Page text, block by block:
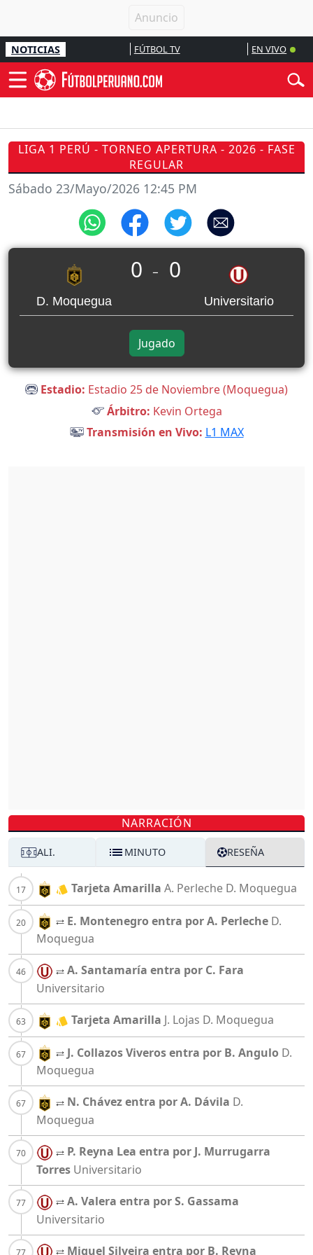
NOTICIAS FÚTBOL TV EN VIVO
LIGA 1 PERÚ - TORNEO APERTURA - 2026 - FASE
REGULAR
Sábado 23/Mayo/2026 12:45 PM
D. Moquegua
0 _ 0
Universitario
Jugado
Estadio: Estadio 25 de Noviembre (Moquegua)
Árbitro: Kevin Ortega
Transmisión en Vivo: L1 MAX
NARRACIÓN
ALI. MINUTO RESEÑA
Tarjeta Amarilla A. Perleche D. Moquegua
E. Montenegro entra por A. Perleche D.
Moquegua
A. Santamaría entra por C. Fara
Universitario
Tarjeta Amarilla J. Lojas D. Moquegua
J. Collazos Viveros entra por B. Angulo D.
Moquegua
N. Chávez entra por A. Dávila D.
Moquegua
P. Reyna Lea entra por J. Murrugarra
Torres Universitario
A. Valera entra por S. Gassama
Universitario
Miguel Silveira entra por B. Reyna